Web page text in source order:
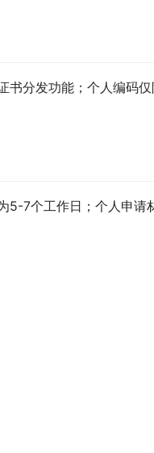
分发功能；个人编码
5-7个工作日；个人申请